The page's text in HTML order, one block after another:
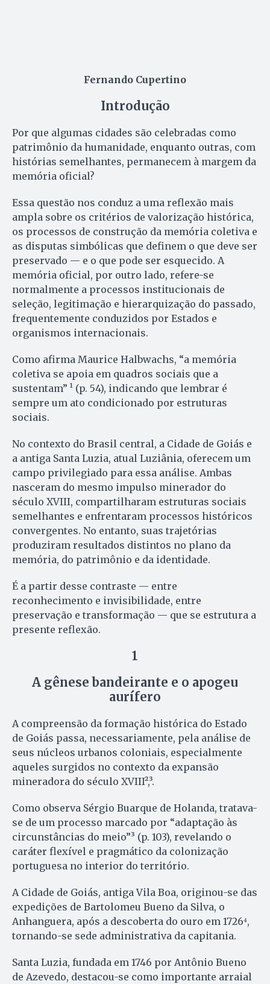
Fernando Cupertino
Introdução
Por que algumas cidades são celebradas como
patrimônio da humanidade, enquanto outras, com
histórias semelhantes, permanecem à margem da
memória oficial?
Essa questão nos conduz a uma reflexão mais
ampla sobre os critérios de valorização histórica,
os processos de construção da memória coletiva e
as disputas simbólicas que definem o que deve ser
preservado — e o que pode ser esquecido. A
memória oficial, por outro lado, refere-se
normalmente a processos institucionais de
seleção, legitimação e hierarquização do passado,
frequentemente conduzidos por Estados e
organismos internacionais.
Como afirma Maurice Halbwachs, “a memória
coletiva se apoia em quadros sociais que a
sustentam” ¹ (p. 54), indicando que lembrar é
sempre um ato condicionado por estruturas
sociais.
No contexto do Brasil central, a Cidade de Goiás e
a antiga Santa Luzia, atual Luziânia, oferecem um
campo privilegiado para essa análise. Ambas
nasceram do mesmo impulso minerador do
século XVIII, compartilharam estruturas sociais
semelhantes e enfrentaram processos históricos
convergentes. No entanto, suas trajetórias
produziram resultados distintos no plano da
memória, do patrimônio e da identidade.
É a partir desse contraste — entre
reconhecimento e invisibilidade, entre
preservação e transformação — que se estrutura a
presente reflexão.
1
A gênese bandeirante e o apogeu
aurífero
A compreensão da formação histórica do Estado
de Goiás passa, necessariamente, pela análise de
seus núcleos urbanos coloniais, especialmente
aqueles surgidos no contexto da expansão
mineradora do século XVIII²,³.
Como observa Sérgio Buarque de Holanda, tratava-
se de um processo marcado por “adaptação às
circunstâncias do meio”³ (p. 103), revelando o
caráter flexível e pragmático da colonização
portuguesa no interior do território.
A Cidade de Goiás, antiga Vila Boa, originou-se das
expedições de Bartolomeu Bueno da Silva, o
Anhanguera, após a descoberta do ouro em 1726⁴,
tornando-se sede administrativa da capitania.
Santa Luzia, fundada em 1746 por Antônio Bueno
de Azevedo, destacou-se como importante arraial